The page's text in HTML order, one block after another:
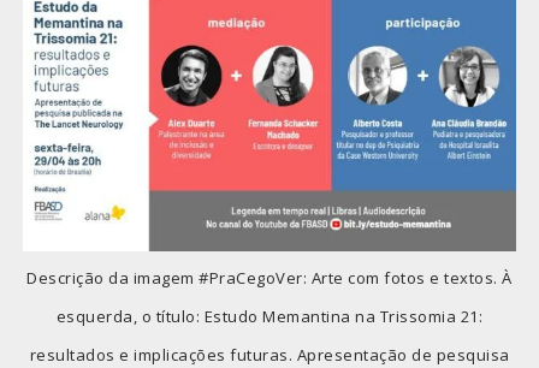
Descrição da imagem #PraCegoVer: Arte com fotos e textos. À
esquerda, o título: Estudo Memantina na Trissomia 21:
resultados e implicações futuras. Apresentação de pesquisa